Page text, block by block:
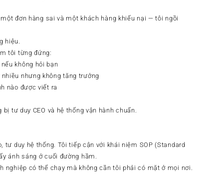
đơn hàng sai và một khách hàng khiếu nại — tôi ngồi
hiệu.
tôi từng đứng:
không hỏi bạn
nhưng không tăng trưởng
nào được viết ra
tư duy CEO và hệ thống vận hành chuẩn.
duy hệ thống. Tôi tiếp cận với khái niệm SOP (Standard
ánh sáng ở cuối đường hầm.
nghiệp có thể chạy mà không cần tôi phải có mặt ở mọi nơi.